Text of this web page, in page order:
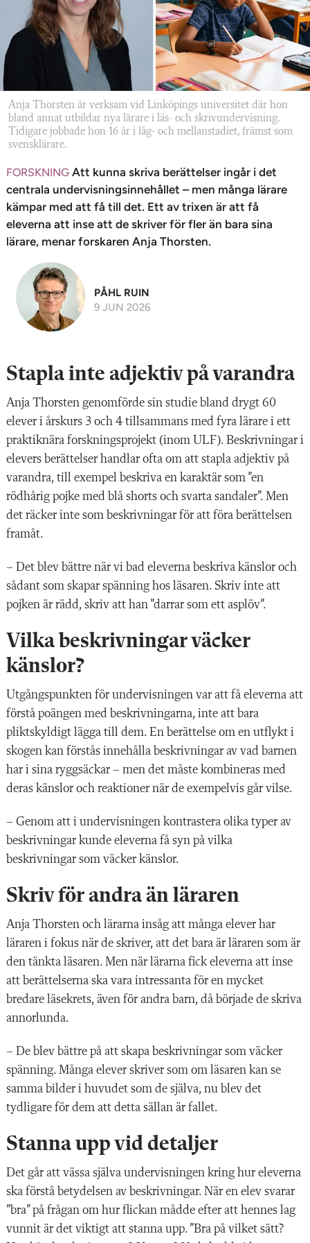
Anja Thorsten är verksam vid Linköpings universitet där hon
bland annat utbildar nya lärare i läs- och skrivundervisning.
Tidigare jobbade hon 16 år i låg- och mellanstadiet, främst som
svensklärare.
FORSKNING Att kunna skriva berättelser ingår i det
centrala undervisningsinnehållet – men många lärare
kämpar med att få till det. Ett av trixen är att få
eleverna att inse att de skriver för fler än bara sina
lärare, menar forskaren Anja Thorsten.
PÅHL RUIN
9 JUN 2026
Stapla inte adjektiv på varandra
Anja Thorsten genomförde sin studie bland drygt 60
elever i årskurs 3 och 4 tillsammans med fyra lärare i ett
praktiknära forskningsprojekt (inom ULF). Beskrivningar i
elevers berättelser handlar ofta om att stapla adjektiv på
varandra, till exempel beskriva en karaktär som ”en
rödhårig pojke med blå shorts och svarta sandaler”. Men
det räcker inte som beskrivningar för att föra berättelsen
framåt.
– Det blev bättre när vi bad eleverna beskriva känslor och
sådant som skapar spänning hos läsaren. Skriv inte att
pojken är rädd, skriv att han ”darrar som ett asplöv”.
Vilka beskrivningar väcker
känslor?
Utgångspunkten för undervisningen var att få eleverna att
förstå poängen med beskrivningarna, inte att bara
pliktskyldigt lägga till dem. En berättelse om en utflykt i
skogen kan förstås innehålla beskrivningar av vad barnen
har i sina ryggsäckar – men det måste kombineras med
deras känslor och reaktioner när de exempelvis går vilse.
– Genom att i undervisningen kontrastera olika typer av
beskrivningar kunde eleverna få syn på vilka
beskrivningar som väcker känslor.
Skriv för andra än läraren
Anja Thorsten och lärarna insåg att många elever har
läraren i fokus när de skriver, att det bara är läraren som är
den tänkta läsaren. Men när lärarna fick eleverna att inse
att berättelserna ska vara intressanta för en mycket
bredare läsekrets, även för andra barn, då började de skriva
annorlunda.
– De blev bättre på att skapa beskrivningar som väcker
spänning. Många elever skriver som om läsaren kan se
samma bilder i huvudet som de själva, nu blev det
tydligare för dem att detta sällan är fallet.
Stanna upp vid detaljer
Det går att vässa själva undervisningen kring hur eleverna
ska förstå betydelsen av beskrivningar. När en elev svarar
”bra” på frågan om hur flickan mådde efter att hennes lag
vunnit är det viktigt att stanna upp. ”Bra på vilket sätt?